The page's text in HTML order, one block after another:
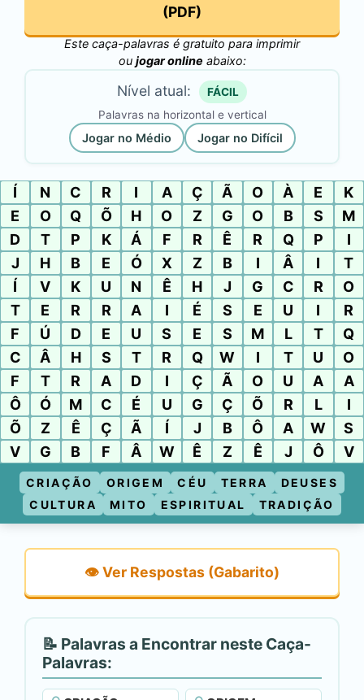
(PDF)
Este caça-palavras é gratuito para imprimir
ou jogar online abaixo:
Nível atual:
FÁCIL
Palavras na horizontal e vertical
Jogar no Médio Jogar no Difícil
Í N C R I A Ç Ã O À E
K
E
O Q Õ H O Z G O B S
M
D
T P K Á F R Ê R Q P
I
J
H B E Ó X Z B I Â I
T
Í
V K U N Ê H J G C R
O
T
E R R A I É S E U I
R
F
Ú D E U S E S M L T
Q
C
Â H S T R Q W I T U
O
F
T R A D I Ç Ã O U A
A
Ô
Ó M C É U G Ç Õ R L
I
Õ
Z Ê Ç Ã Í J B Ô A W
S
V
G B F Â W Ê Z Ê J Ô V
CRIAÇÃO ORIGEM CÉU TERRA
DEUSES
CULTURA
MITO ESPIRITUAL TRADIÇÃO
👁️ Ver Respostas (Gabarito)
📝 Palavras a Encontrar neste Caça-
Palavras: